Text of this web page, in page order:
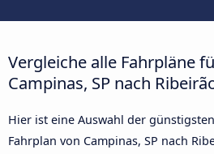
Vergleiche alle Fahrpläne
Campinas, SP nach
Hier ist eine Auswahl der
Fahrplan von Campinas, SP nach